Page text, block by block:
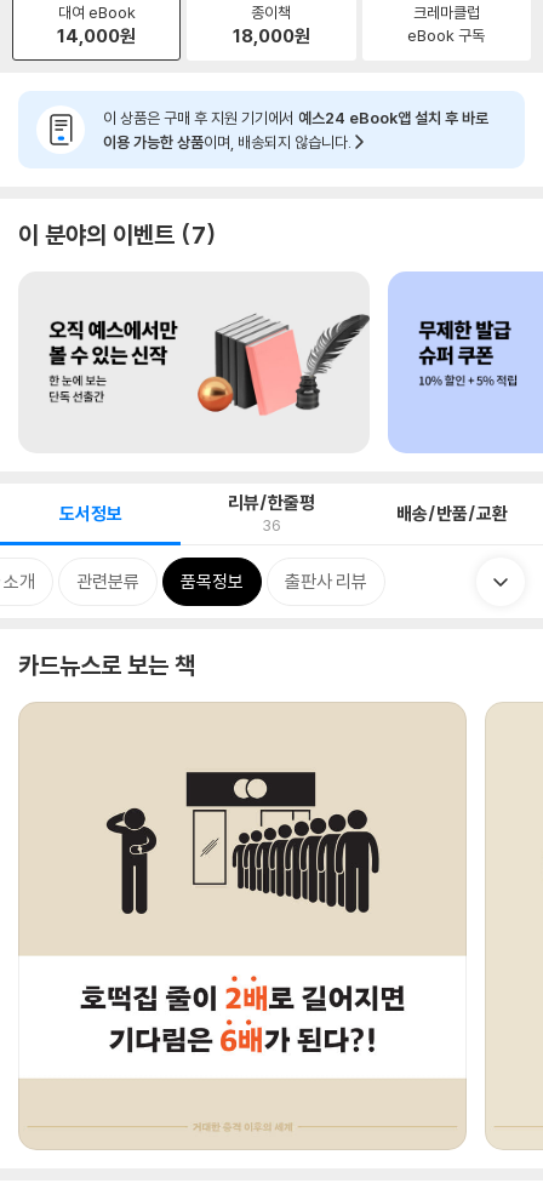
대여 eBook
14,000원
종이책
18,000원
크레마클럽
eBook 구독
이 상품은 구매 후 지원 기기에서 예스24 eBook앱 설치 후 바로
이용 가능한 상품이며, 배송되지 않습니다.
이 분야의 이벤트 7
도서정보 리뷰/한줄평
36 배송/반품/교환
개 관련분류 품목정보 출판사 리뷰
카드뉴스로 보는 책